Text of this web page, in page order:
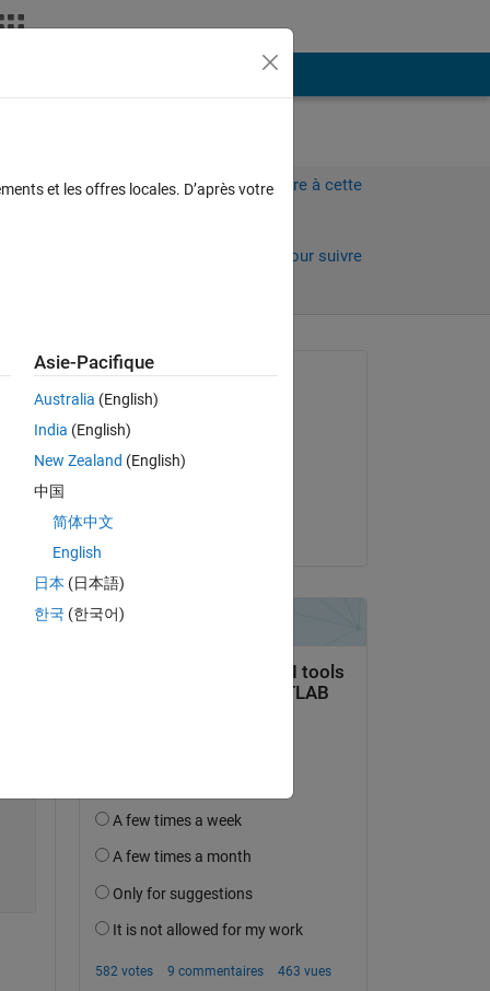
Connectez-vous pour répondre à cette
Connectez-vous pour suivre
Bal Poudel
le 30 Juin 2016
le 19 Juil 2016
et les offres locales. D’après votre
Asie-Pacifique
Australia (English)
India (English)
New Zealand (English)
中国
简体中文
English
日本 (日本語)
한국 (한국어)